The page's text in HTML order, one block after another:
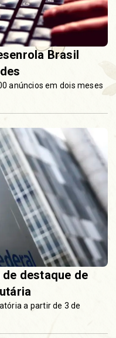
Brasil
anúncios em dois meses
destaque de
a partir de 3 de